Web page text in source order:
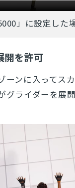
」に設定した
開を許可
ーンに入ってス
グライダーを展